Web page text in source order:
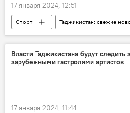
17 января 2024, 12:51
Спорт
Таджикистан: свежие
Таджикистан
дзюдо
Власти Таджикистана будут следить
зарубежными гастролями артистов
17 января 2024, 11:44